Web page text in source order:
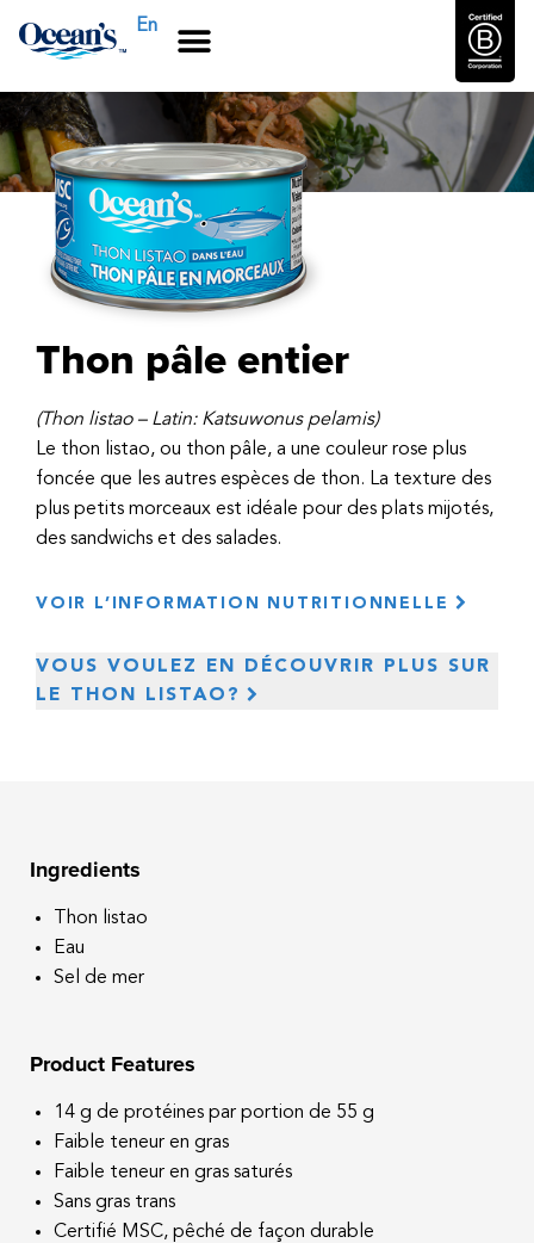
En
Thon pâle entier
(Thon listao – Latin: Katsuwonus pelamis)
Le thon listao, ou thon pâle, a une couleur rose plus
foncée que les autres espèces de thon. La texture des
plus petits morceaux est idéale pour des plats mijotés,
des sandwichs et des salades.
VOIR L’INFORMATION NUTRITIONNELLE
VOUS VOULEZ EN DÉCOUVRIR PLUS SUR
LE THON LISTAO?
longitudinales sombres sur le ventre, ses flancs
Pacifique et Indien.
dispositifs de concentration de poisson, ce qui
d’autres espèces de poissons et de vie marine.
Ingredients
Thon listao
Eau
Sel de mer
Product Features
14 g de protéines par portion de 55 g
Faible teneur en gras
Faible teneur en gras saturés
Sans gras trans
Certifié MSC, pêché de façon durable